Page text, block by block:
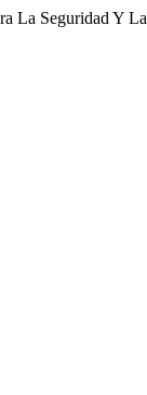
La Seguridad Y